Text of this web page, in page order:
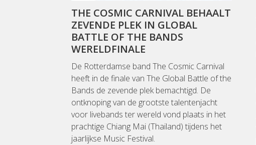
THE COSMIC CARNIVAL BEHAALT
ZEVENDE PLEK IN GLOBAL
BATTLE OF THE BANDS
WERELDFINALE
De Rotterdamse band The Cosmic Carnival
heeft in de finale van The Global Battle of the
Bands de zevende plek bemachtigd. De
ontknoping van de grootste talentenjacht
voor livebands ter wereld vond plaats in het
prachtige Chiang Mai (Thailand) tijdens het
jaarlijkse Music Festival.